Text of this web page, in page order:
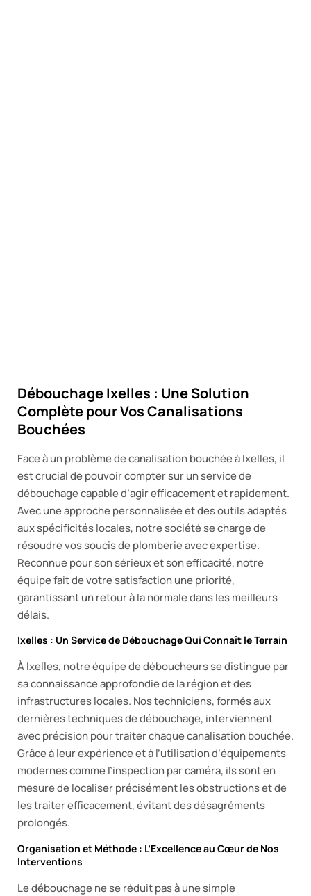
Débouchage Ixelles : Une Solution
Complète pour Vos Canalisations
Bouchées
Face à un problème de canalisation bouchée à Ixelles, il
est crucial de pouvoir compter sur un service de
débouchage capable d’agir efficacement et rapidement.
Avec une approche personnalisée et des outils adaptés
aux spécificités locales, notre société se charge de
résoudre vos soucis de plomberie avec expertise.
Reconnue pour son sérieux et son efficacité, notre
équipe fait de votre satisfaction une priorité,
garantissant un retour à la normale dans les meilleurs
délais.
Ixelles : Un Service de Débouchage Qui Connaît le Terrain
À Ixelles, notre équipe de déboucheurs se distingue par
sa connaissance approfondie de la région et des
infrastructures locales. Nos techniciens, formés aux
dernières techniques de débouchage, interviennent
avec précision pour traiter chaque canalisation bouchée.
Grâce à leur expérience et à l’utilisation d’équipements
modernes comme l’inspection par caméra, ils sont en
mesure de localiser précisément les obstructions et de
les traiter efficacement, évitant des désagréments
prolongés.
Organisation et Méthode : L’Excellence au Cœur de Nos
Interventions
Le débouchage ne se réduit pas à une simple